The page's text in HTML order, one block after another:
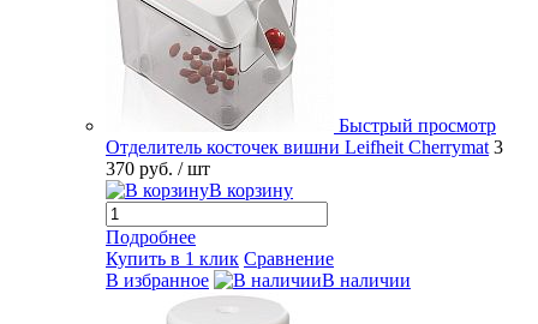
Быстрый просмотр
Отделитель косточек вишни Leifheit Cherrymat 3
370 руб. / шт
В корзину
Подробнее
Купить в 1 клик Сравнение
В избранное
В наличии